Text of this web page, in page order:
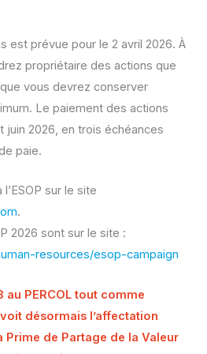
est prévue pour le 2 avril 2026. À
propriétaire des actions que
vous devrez conserver
Le paiement des actions
juin 2026, en trois échéances
paie.
sur le site
.
2026 sont sur le site :
resources/esop-campaign
au PERCOL tout comme
désormais l’affectation
de Partage de la Valeur